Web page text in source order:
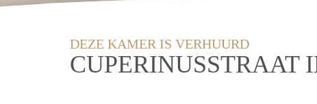
DEZE KAMER IS VERHUURD
CUPERINUSSTRAAT